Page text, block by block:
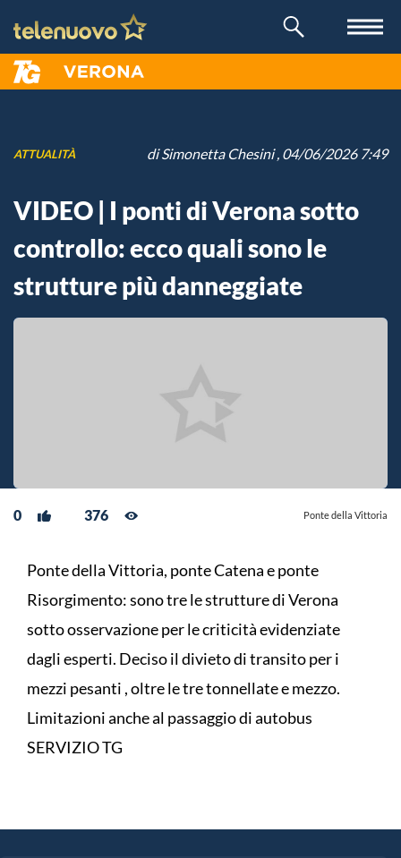
ATTUALITÀ diSimonetta Chesini, 04/06/2026 7:49
VIDEO | I ponti di Verona sotto
controllo: ecco quali sono le
strutture più danneggiate
0 376 Ponte della Vittoria
Ponte della Vittoria, ponte Catena e ponte
Risorgimento: sono tre le strutture di Verona
sotto osservazione per le criticità evidenziate
dagli esperti. Deciso il divieto di transito per i
mezzi pesanti , oltre le tre tonnellate e mezzo.
Limitazioni anche al passaggio di autobus
SERVIZIO TG